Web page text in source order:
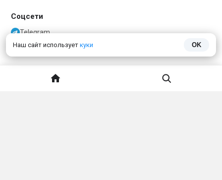
Наш сайт использует куки OK
Соцсети
Telegram
Telegram чат
О нас Политика конфиденциальности